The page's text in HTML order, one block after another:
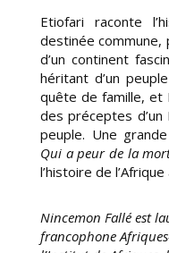
Etiofari raconte
destinée
d’un continent
héritant d’un
quête de famille, et
des préceptes d’un
peuple. Une
Qui a peur de la
l’histoire de
Nincemon Fallé est
francophone